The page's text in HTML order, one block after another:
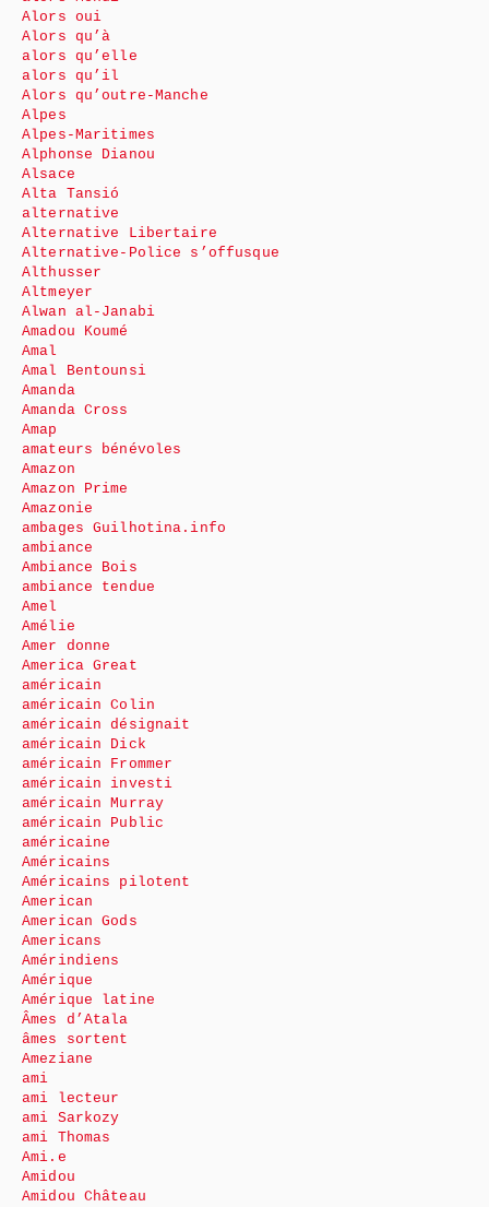
Alors oui
Alors qu’à
alors qu’elle
alors qu’il
Alors qu’outre-Manche
Alpes
Alpes-Maritimes
Alphonse Dianou
Alsace
Alta Tansió
alternative
Alternative Libertaire
Alternative-Police s’offusque
Althusser
Altmeyer
Alwan al-Janabi
Amadou Koumé
Amal
Amal Bentounsi
Amanda
Amanda Cross
Amap
amateurs bénévoles
Amazon
Amazon Prime
Amazonie
ambages Guilhotina.info
ambiance
Ambiance Bois
ambiance tendue
Amel
Amélie
Amer donne
America Great
américain
américain Colin
américain désignait
américain Dick
américain Frommer
américain investi
américain Murray
américain Public
américaine
Américains
Américains pilotent
American
American Gods
Americans
Amérindiens
Amérique
Amérique latine
Âmes d’Atala
âmes sortent
Ameziane
ami
ami lecteur
ami Sarkozy
ami Thomas
Ami.e
Amidou
Amidou Château